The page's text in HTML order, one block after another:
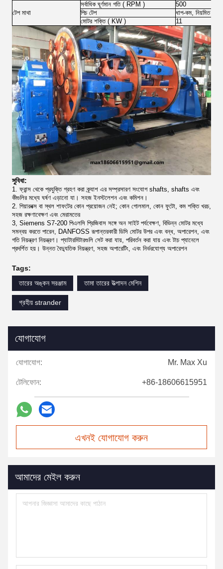
টেপ মাথা
সর্বাধিক ঘূর্ণমান গতি ( RPM )
500
পিচ টেপ
ধাপ-কম, নিয়মিত
মোটর শক্তি ( KW ) 11
সুবিধা:
1. ফ্রান্স থেকে প্রযুক্তি গ্রহণ করা ক্র্যাশ এর সম্প্রসারণ সংযোগ shafts, shafts এবং
কীগুলির মধ্যে ঘর্ষণ এড়ানো যা। সহজ ইনস্টলেশন এবং কমিশন।
2. গিয়ারবক্স বা স্থল শাফটের কোন প্রয়োজন নেই; কোন গোলমাল, কোন ফুটো, কম শক্তি খরচ,
সহজ রক্ষণাবেক্ষণ এবং মেরামতের
3, Siemens S7-200 পিএলসি প্রিজিবাস সঙ্গে অন সাইট পর্যবেক্ষণ, বিভিন্ন মোটর মধ্যে
সমন্বয় করতে পারেন, DANFOSS রূপান্তরকারী ডিসি মোটর উপর এবং বন্ধ, অপারেশন, এবং
গতি নিয়ন্ত্রণ নিয়ন্ত্রণ। প্যাটারমিটারগুলি সেট করা যায়, পরিবর্তন করা যায় এবং টাচ প্যানেলে
প্রদর্শিত হয়। উন্নত বৈদ্যুতিক নিয়ন্ত্রণ, সহজ অপারেটিং, এবং নির্ভরযোগ্য অপারেশন
Tags:
তারের অঙ্কন সরঞ্জাম
তামা তারের উত্পাদন মেশিন
গ্রহীয় strander
যোগাযোগ
যোগাযোগ: Mr. Max Xu
টেলিফোন: +86-18606615951
এখনই যোগাযোগ করুন
আমাদের মেইল করুন